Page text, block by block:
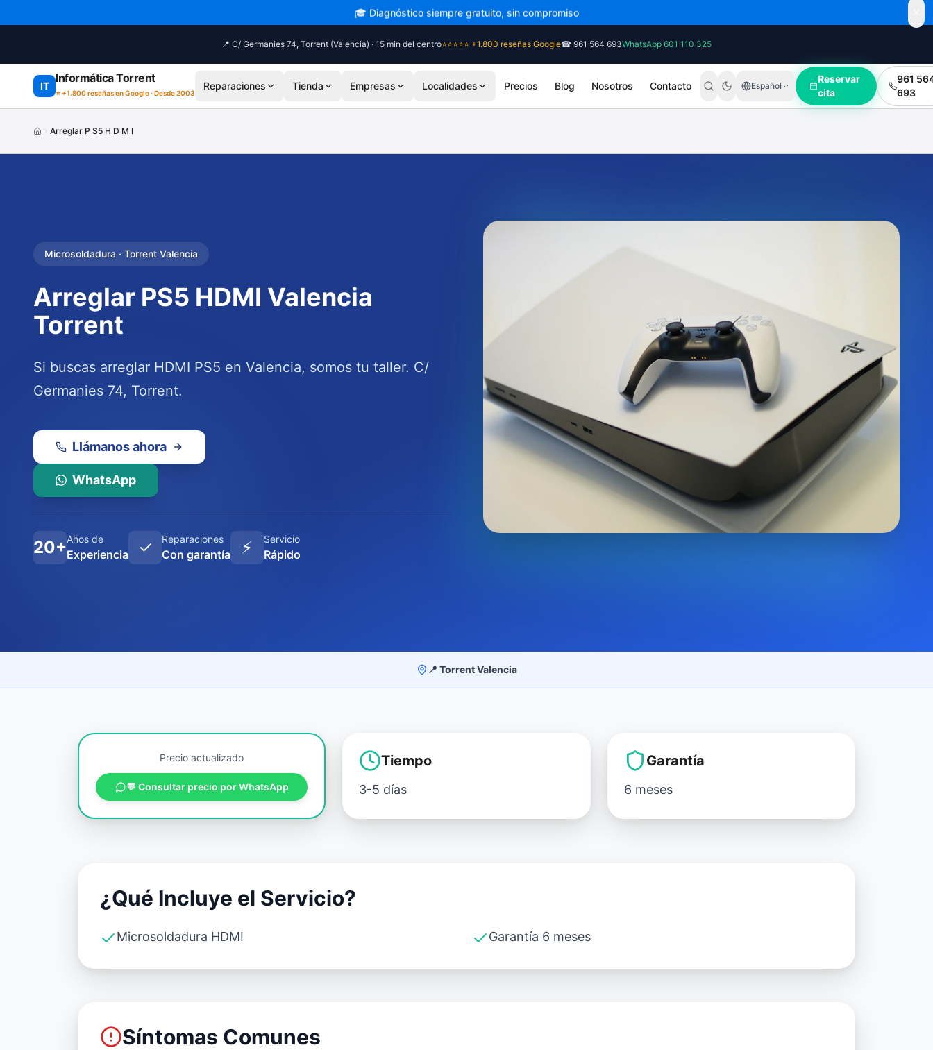
🎓 Diagnóstico siempre gratuito, sin compromiso
📍 C/ Germanies 74, Torrent (Valencia) · 15 min del centro⭐⭐⭐⭐⭐ +1.800 reseñas Google☎ 961 564 693WhatsApp 601 110 325
IT
Informática Torrent
⭐ +1.800 reseñas en Google · Desde 2003
Reparaciones Tienda Empresas Localidades Precios Blog Nosotros Contacto Español
Reservar
cita
961
693
Arreglar P S5 H D M I
Microsoldadura · Torrent Valencia
Arreglar PS5 HDMI Valencia
Torrent
Si buscas arreglar HDMI PS5 en Valencia, somos tu taller. C/
Germanies 74, Torrent.
Llámanos ahora
WhatsApp
20+Años de
Experiencia ✓ Reparaciones
Con garantía ⚡ Servicio
Rápido
📍 Torrent Valencia
Precio actualizado
💬 Consultar precio por WhatsApp
Tiempo
3-5 días
Garantía
6 meses
¿Qué Incluye el Servicio?
Microsoldadura HDMI Garantía 6 meses
Síntomas Comunes